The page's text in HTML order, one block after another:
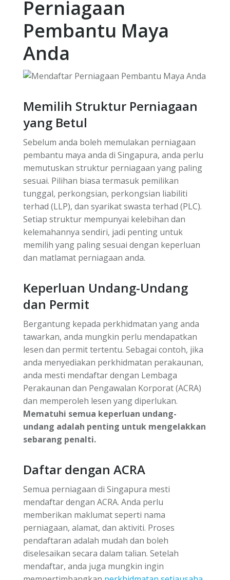
Perniagaan
Pembantu Maya
Anda
Memilih Struktur Perniagaan
yang Betul
Sebelum anda boleh memulakan perniagaan
pembantu maya anda di Singapura, anda perlu
memutuskan struktur perniagaan yang paling
sesuai. Pilihan biasa termasuk pemilikan
tunggal, perkongsian, perkongsian liabiliti
terhad (LLP), dan syarikat swasta terhad (PLC).
Setiap struktur mempunyai kelebihan dan
kelemahannya sendiri, jadi penting untuk
memilih yang paling sesuai dengan keperluan
dan matlamat perniagaan anda.
Keperluan Undang-Undang
dan Permit
Bergantung kepada perkhidmatan yang anda
tawarkan, anda mungkin perlu mendapatkan
lesen dan permit tertentu. Sebagai contoh, jika
anda menyediakan perkhidmatan perakaunan,
anda mesti mendaftar dengan Lembaga
Perakaunan dan Pengawalan Korporat (ACRA)
dan memperoleh lesen yang diperlukan.
Mematuhi semua keperluan undang-
undang adalah penting untuk mengelakkan
sebarang penalti.
Daftar dengan ACRA
Semua perniagaan di Singapura mesti
mendaftar dengan ACRA. Anda perlu
memberikan maklumat seperti nama
perniagaan, alamat, dan aktiviti. Proses
pendaftaran adalah mudah dan boleh
diselesaikan secara dalam talian. Setelah
mendaftar, anda juga mungkin ingin